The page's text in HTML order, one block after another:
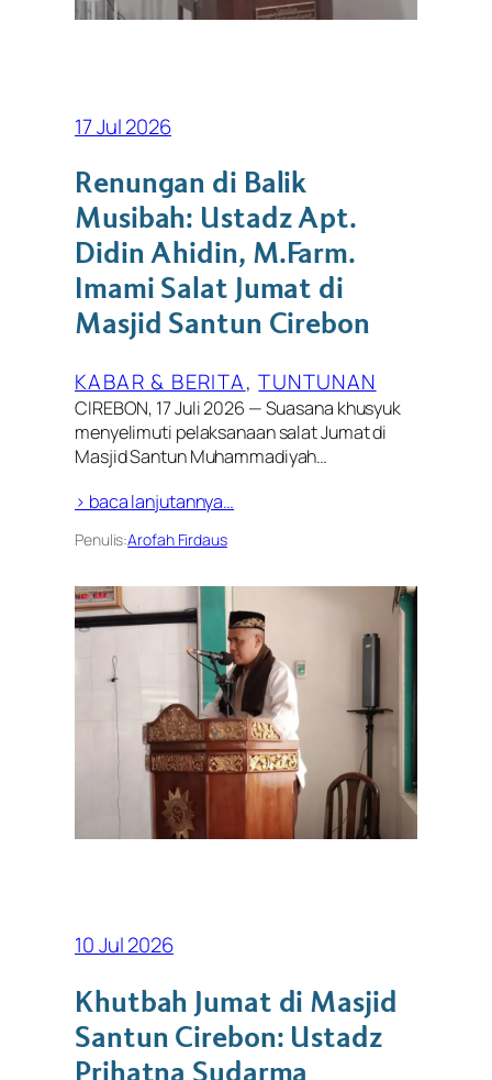
17 Jul 2026
Renungan di Balik
Musibah: Ustadz Apt.
Didin Ahidin, M.Farm.
Imami Salat Jumat di
Masjid Santun Cirebon
KABAR & BERITA, TUNTUNAN
CIREBON, 17 Juli 2026 — Suasana khusyuk
menyelimuti pelaksanaan salat Jumat di
Masjid Santun Muhammadiyah…
> baca lanjutannya…
Penulis:Arofah Firdaus
10 Jul 2026
Khutbah Jumat di Masjid
Santun Cirebon: Ustadz